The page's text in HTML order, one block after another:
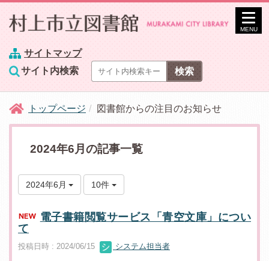
サイトマップ
サイト内検索
MENU
トップページ 図書館からの注目のお知らせ
2024年6月の記事一覧
2024年6月 10件
電子書籍閲覧サービス「青空文庫」につい
て
投稿日時 : 2024/06/15 システム担当者